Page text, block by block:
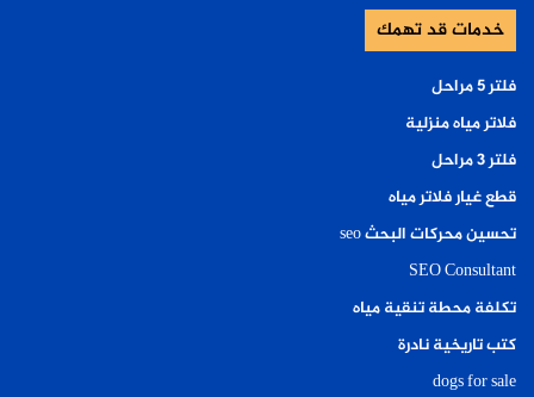
خدمات قد تهمك
فلتر ٥ مراحل
فلاتر مياه منزلية
فلتر ٣ مراحل
قطع غيار فلاتر مياه
تحسين محركات البحث seo
SEO Consultant
تكلفة محطة تنقية مياه
كتب تاريخية نادرة
dogs for sale